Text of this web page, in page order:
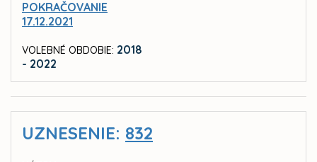
POKRAČOVANIE
17.12.2021
VOLEBNÉ OBDOBIE: 2018
- 2022
UZNESENIE: 832